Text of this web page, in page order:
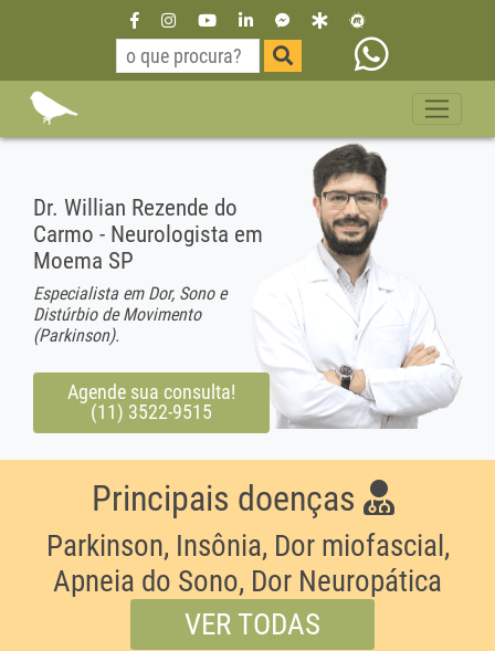
Dr. Willian Rezende do
Carmo - Neurologista em
Moema SP
Especialista em Dor, Sono e
Distúrbio de Movimento
(Parkinson).
Agende sua consulta!
(11) 3522-9515
Principais doenças
Parkinson, Insônia, Dor miofascial,
Apneia do Sono, Dor Neuropática
VER TODAS